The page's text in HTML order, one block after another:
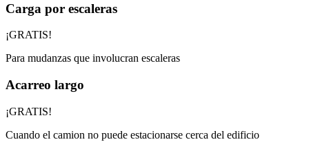
Carga por escaleras
¡GRATIS!
Para mudanzas que involucran escaleras
Acarreo largo
¡GRATIS!
Cuando el camion no puede estacionarse cerca del edificio